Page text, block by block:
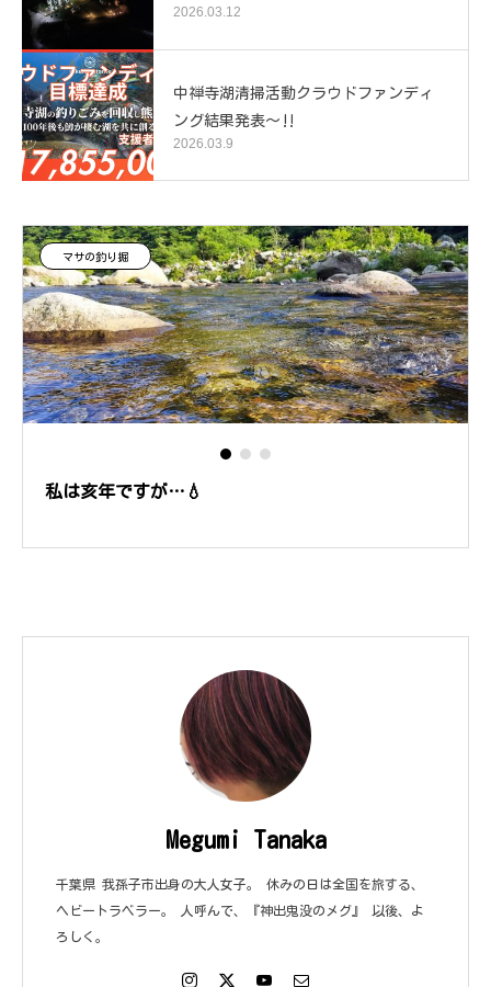
2026.03.12
中禅寺湖清掃活動クラウドファンディ
ング結果発表～‼️
2026.03.9
マサの釣り掘
私は亥年ですが…💧
Megumi Tanaka
千葉県 我孫子市出身の大人女子。 休みの日は全国を旅する、
ヘビートラベラー。 人呼んで、『神出鬼没のメグ』 以後、よ
ろしく。